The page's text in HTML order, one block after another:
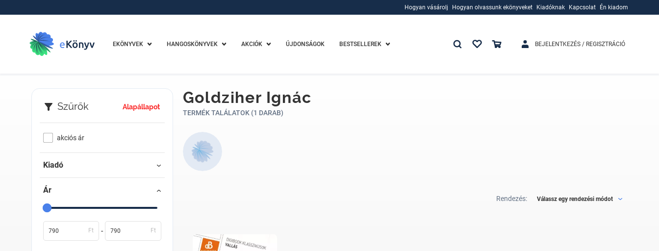
Hogyan vásárolj
Hogyan olvassunk ekönyveket
Kiadóknak
Kapcsolat Én kiadom
EKÖNYVEK HANGOSKÖNYVEK AKCIÓK ÚJDONSÁGOK BESTSELLEREK BEJELENTKEZÉS / REGISZTRÁCIÓ
Szűrők Alapállapot
akciós ár
Kiadó
Ár
Ft - Ft
Goldziher Ignác
TERMÉK TALÁLATOK (1 DARAB)
Rendezés: Válassz egy rendezési módot